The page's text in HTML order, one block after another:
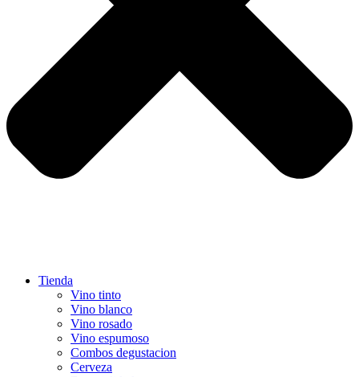
Tienda
Vino tinto
Vino blanco
Vino rosado
Vino espumoso
Combos degustacion
Cerveza